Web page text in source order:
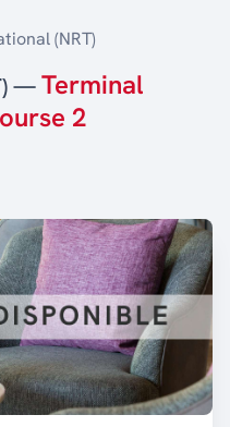
(NRT)
—Terminal
2